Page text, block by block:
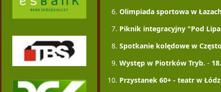
Olimpiada sportowa w
Piknik integracyjny "Pod
Spotkanie kolędowe w
Występ w Piotrków Tryb. -
Przystanek 60+ - teatr w